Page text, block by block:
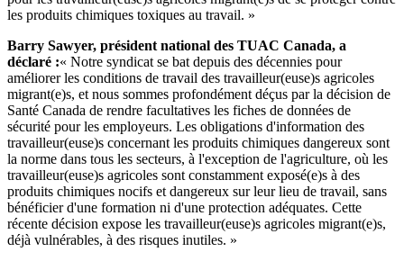
les produits chimiques toxiques au travail. »
Barry Sawyer, président national des TUAC Canada, a
déclaré :« Notre syndicat se bat depuis des décennies pour
améliorer les conditions de travail des travailleur(euse)s agricoles
migrant(e)s, et nous sommes profondément déçus par la décision de
Santé Canada de rendre facultatives les fiches de données de
sécurité pour les employeurs. Les obligations d'information des
travailleur(euse)s concernant les produits chimiques dangereux sont
la norme dans tous les secteurs, à l'exception de l'agriculture, où les
travailleur(euse)s agricoles sont constamment exposé(e)s à des
produits chimiques nocifs et dangereux sur leur lieu de travail, sans
bénéficier d'une formation ni d'une protection adéquates. Cette
récente décision expose les travailleur(euse)s agricoles migrant(e)s,
déjà vulnérables, à des risques inutiles. »